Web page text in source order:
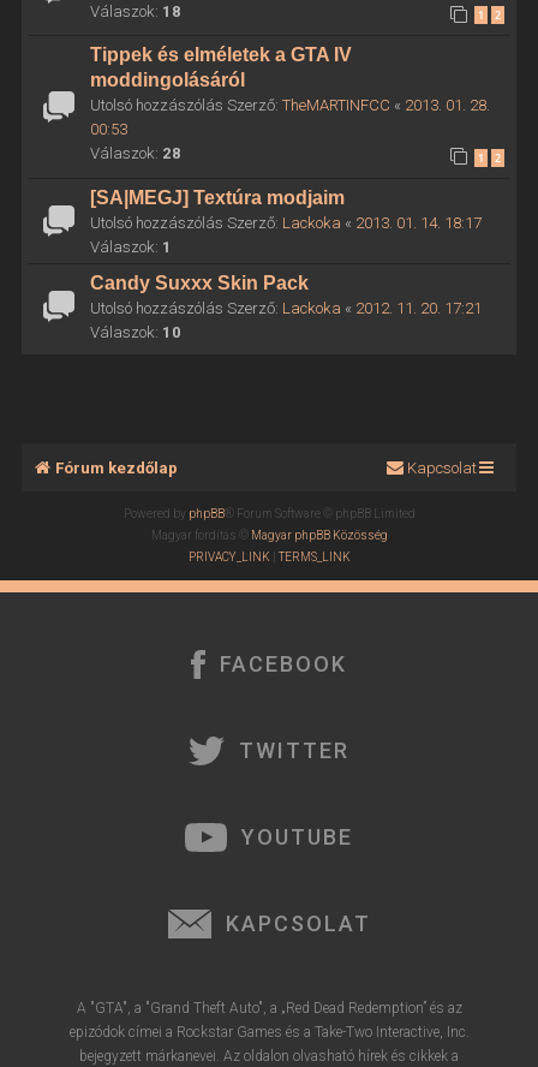
Válaszok: 18 1 2
Tippek és elméletek a GTA IV
moddingolásáról
Utolsó hozzászólás Szerző: TheMARTINFCC « 2013. 01. 28.
00:53
Válaszok: 28 1 2
[SA|MEGJ] Textúra modjaim
Utolsó hozzászólás Szerző: Lackoka « 2013. 01. 14. 18:17
Válaszok: 1
Candy Suxxx Skin Pack
Utolsó hozzászólás Szerző: Lackoka « 2012. 11. 20. 17:21
Válaszok: 10
Fórum kezdőlap Kapcsolat
Powered by phpBB® Forum Software © phpBB Limited
Magyar fordítás © Magyar phpBB Közösség
PRIVACY_LINK |TERMS_LINK
FACEBOOK
TWITTER
YOUTUBE
KAPCSOLAT
A "GTA", a "Grand Theft Auto", a „Red Dead Redemption” és az
epizódok címei a Rockstar Games és a Take-Two Interactive, Inc.
bejegyzett márkanevei. Az oldalon olvasható hírek és cikkek a